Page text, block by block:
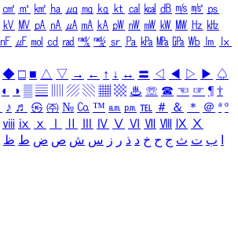
㎠ ㎡ ㎢ ㏊ ㎍ ㎎ ㎏ ㏏ ㎈ ㎉ ㏈ ㎧ ㎨ ㎰
㎸ ㎹ ㎀ ㎁ ㎂ ㎃ ㎄ ㎺ ㎻ ㎽ ㎾ ㎿ ㎐ ㎑
㎋ ㎌ ㏖ ㏅ ㎭ ㎮ ㎯ ㏛ ㎩ ㎪ ㎫ ㎬ ㏝ ㏐
㏓
◆ □ ■ △ ▽ → ← ↑ ↓ ↔ 〓 ◁ ◀ ▷ ▶ ♤
◐ ◑ ▒ ▤ ▨ ▧ ▦ ▩ ♨ ☏ ☎ ☜ ☞ ¶ †
♪ ♬ ㉿ ㈜ № ㏇ ™ ㏂ ㏘ ℡ ＃ ＆ ＊ ＠ ª º
ⅷ ⅸ ⅹ Ⅳ Ⅴ Ⅵ Ⅶ Ⅷ Ⅸ Ⅹ
ب ت ث ج ح خ د ذ ر ز س ش ص ض ط ظ